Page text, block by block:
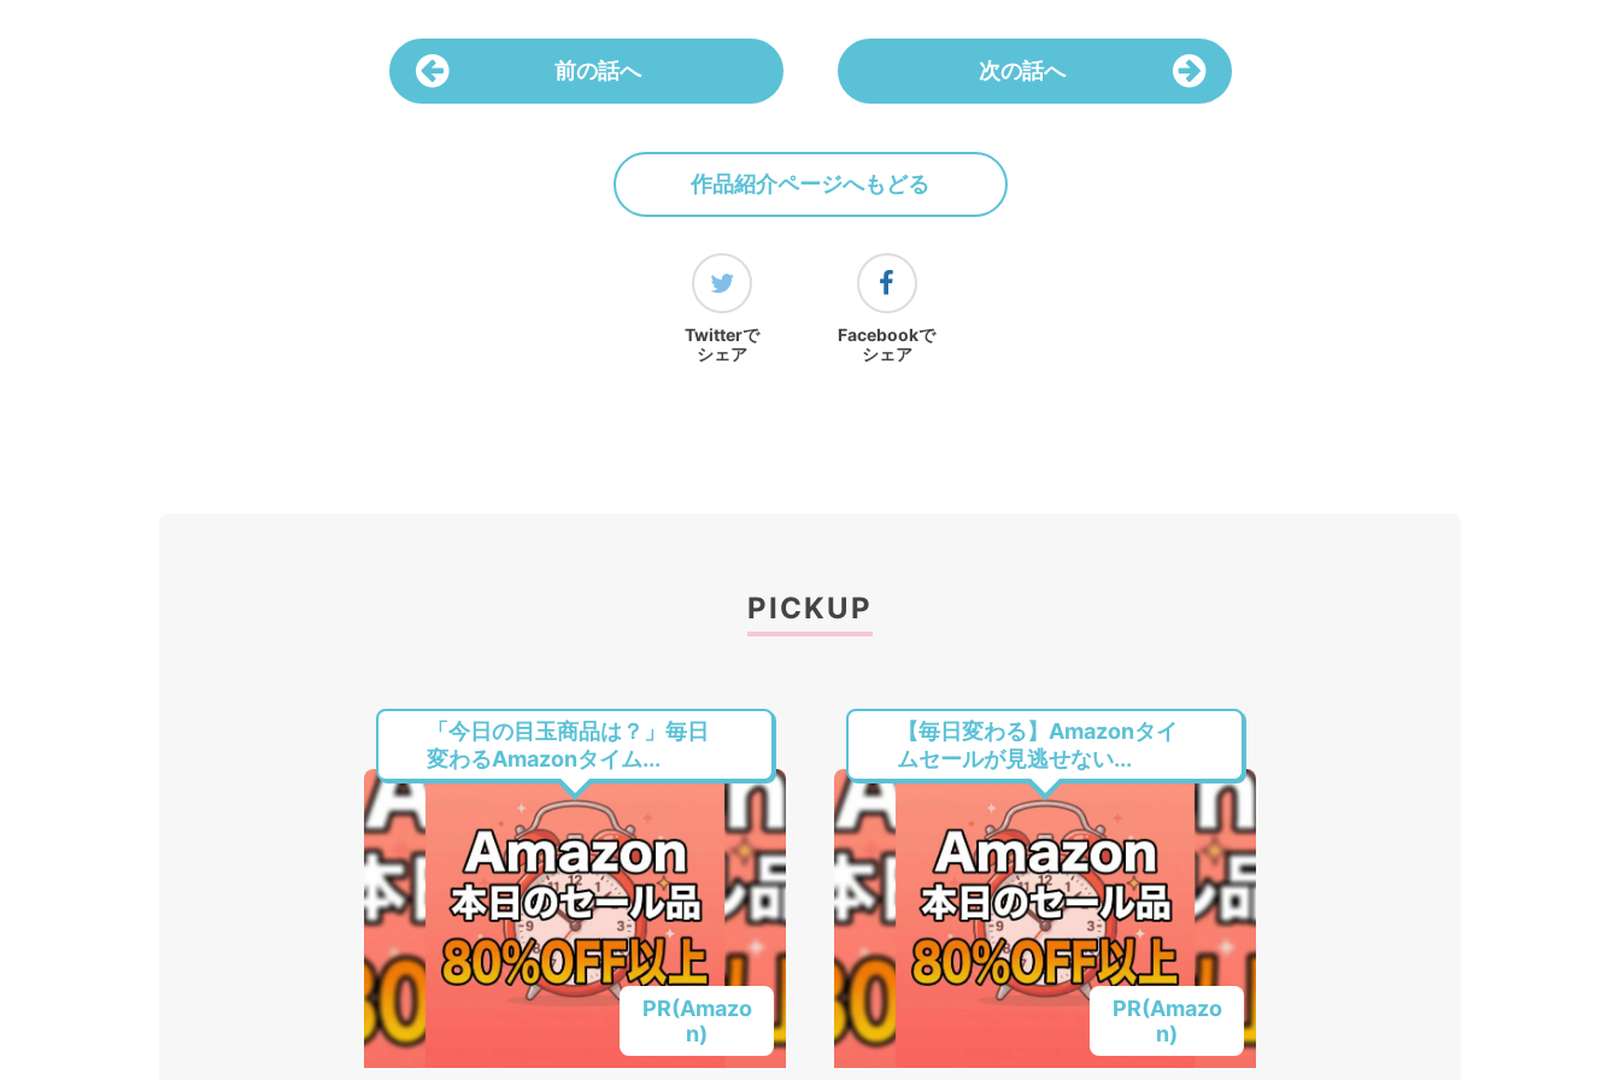
前の話へ 次の話へ
作品紹介ページへもどる
Twitterで
シェア
Facebookで
シェア
PICKUP
「今日の目玉商品は？」毎日
変わるAmazonタイム...
PR(Amazo
n)
【毎日変わる】Amazonタイ
ムセールが見逃せない...
PR(Amazo
n)